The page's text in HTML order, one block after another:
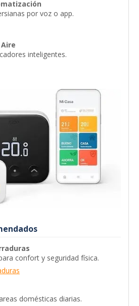
por voz o app.
inteligentes.
confort y seguridad física.
domésticas diarias.